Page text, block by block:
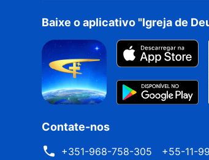
Baixe o aplicativo "Igreja de
Contate-nos
+351-968-758-305 +55-11-